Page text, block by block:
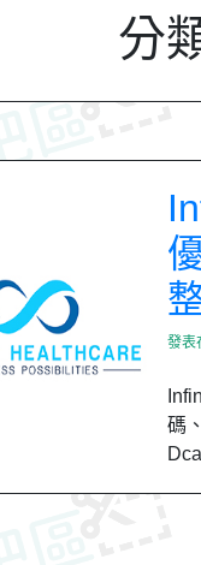
分
發表
碼